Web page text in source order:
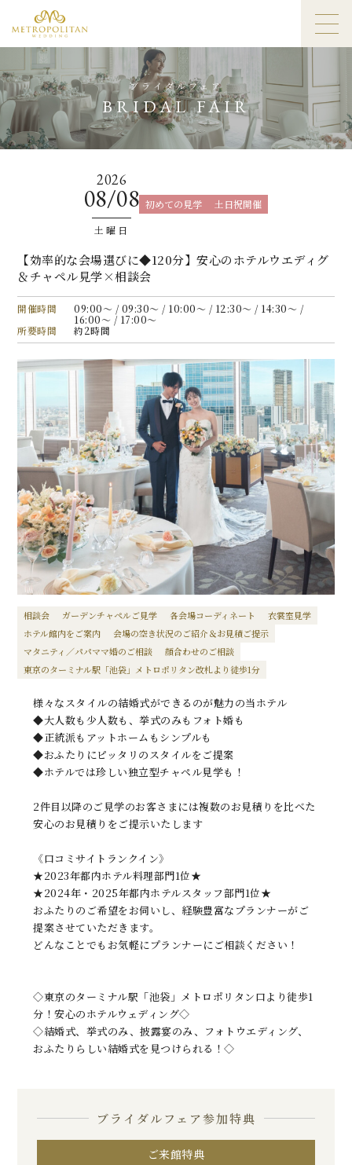
ブライダルフェア
BRIDAL FAIR
2026
08/08
土曜日
初めての見学 土日祝開催
【効率的な会場選びに◆120分】安心のホテルウエディグ
＆チャペル見学×相談会
開催時間
09:00〜 / 09:30〜 / 10:00〜 / 12:30〜 / 14:30〜 /
16:00〜 / 17:00〜
所要時間
約2時間
相談会 ガーデンチャペルご見学 各会場コーディネート
衣裳室見学
ホテル館内をご案内
会場の空き状況のご紹介＆お見積ご提示
マタニティ／パパママ婚のご相談
顔合わせのご相談
東京のターミナル駅「池袋」メトロポリタン改札より徒歩1分
様々なスタイルの結婚式ができるのが魅力の当ホテル
◆大人数も少人数も、挙式のみもフォト婚も
◆正統派もアットホームもシンプルも
◆おふたりにピッタリのスタイルをご提案
◆ホテルでは珍しい独立型チャペル見学も！
2件目以降のご見学のお客さまには複数のお見積りを比べた
安心のお見積りをご提示いたします
《口コミサイトランクイン》
★2023年都内ホテル料理部門1位★
★2024年・2025年都内ホテルスタッフ部門1位★
おふたりのご希望をお伺いし、経験豊富なプランナーがご
提案させていただきます。
どんなことでもお気軽にプランナーにご相談ください！
◇東京のターミナル駅「池袋」メトロポリタン口より徒歩1
分！安心のホテルウェディング◇
◇結婚式、挙式のみ、披露宴のみ、フォトウエディング、
おふたりらしい結婚式を見つけられる！◇
ブライダルフェア参加特典
ご来館特典